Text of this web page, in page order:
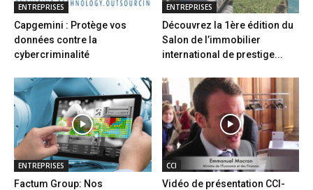
ENTREPRISES
Capgemini : Protège vos
données contre la
cybercriminalité
ENTREPRISES
Découvrez la 1ère édition du
Salon de l’immobilier
international de prestige...
ENTREPRISES
Factum Group: Nos
CCI
Vidéo de présentation CCI-